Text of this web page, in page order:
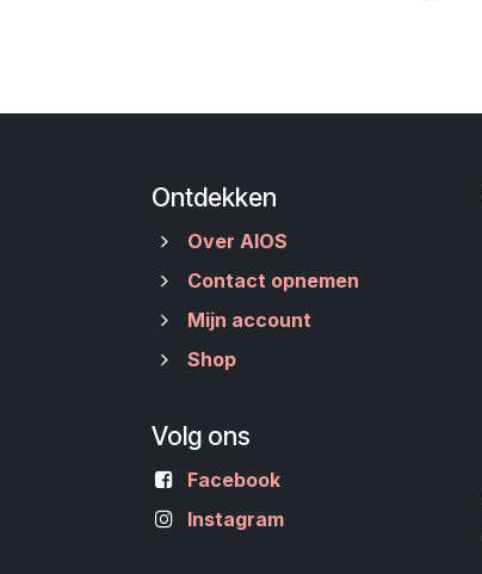
Ontdekken
Over AIOS
Contact opnemen
Mijn account
Shop
Volg ons
Facebook
Instagram